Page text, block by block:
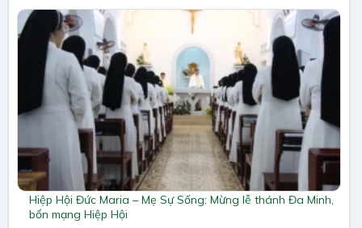
Hiệp Hội Đức Maria – Mẹ Sự Sống: Mừng lễ thánh Đa Minh,
bổn mạng Hiệp Hội